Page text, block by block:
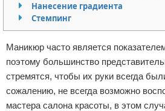
Уход за ногтями
Макияж
СПА процедуры
Парфюмерия
Отказ от ответственности
Нанесение градиента
Стемпинг
Маникюр часто является
поэтому большинство
стремятся, чтобы их руки всегда
сожалению, не всегда возможно
мастера салона красоты, в этом